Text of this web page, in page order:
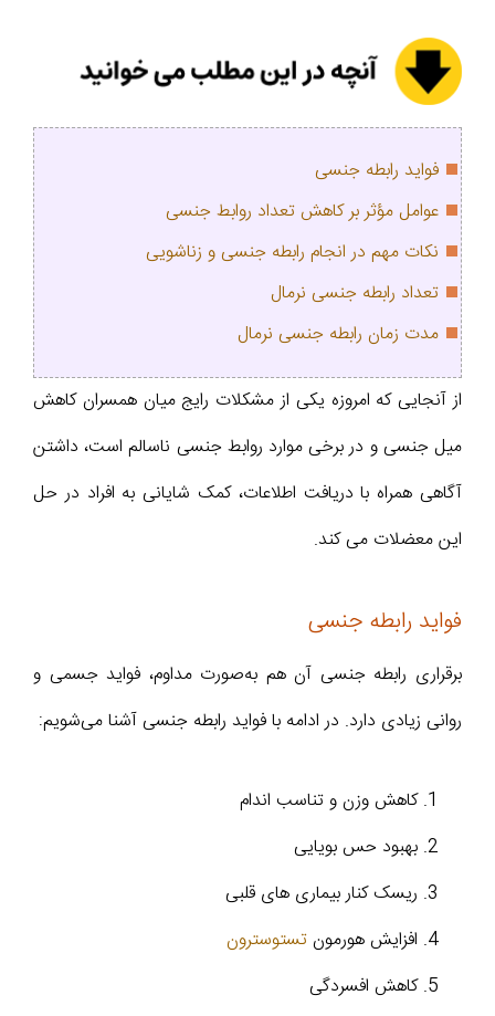
فواید رابطه جنسی
عوامل مؤثر بر کاهش تعداد روابط جنسی
نکات مهم در انجام رابطه جنسی و زناشویی
تعداد رابطه جنسی نرمال
مدت زمان رابطه جنسی نرمال
از آنجایی که امروزه یکی از مشکلات رایج میان همسران کاهش
میل جنسی و در برخی موارد روابط جنسی ناسالم است، داشتن
آگاهی همراه با دریافت اطلاعات، کمک شایانی به افراد در حل
این معضلات می کند.
فواید رابطه جنسی
برقراری رابطه جنسی آن هم به‌صورت مداوم، فواید جسمی و
روانی زیادی دارد. در ادامه با فواید رابطه جنسی آشنا می‌شویم:
کاهش وزن و تناسب اندام
بهبود حس بویایی
ریسک کنار بیماری های قلبی
افزایش هورمون تستوسترون
کاهش افسردگی